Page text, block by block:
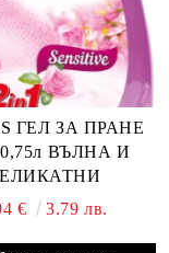
ГЕЛ ЗА ПРАНЕ
0,75л ВЪЛНА И
€
3.79 лв.